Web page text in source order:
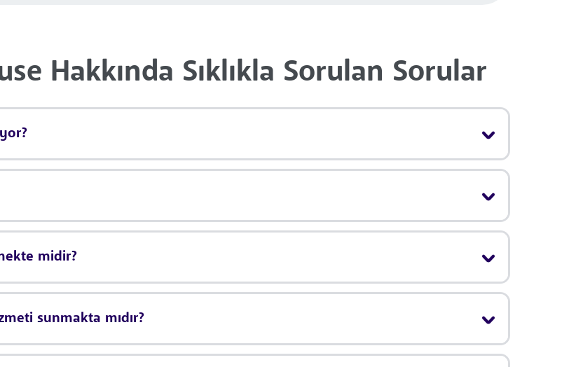
Hakkında Sıklıkla Sorulan Sorular
midir?
sunmakta mıdır?